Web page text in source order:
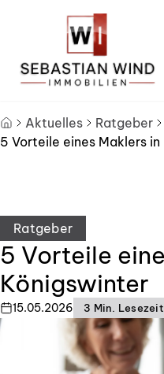
Zum Fuß springen
Aktuelles
Ratgeber
5 Vorteile eines Maklers
Ratgeber
5 Vorteile
Königswinter
15.05.2026 3 Min. Lesezeit